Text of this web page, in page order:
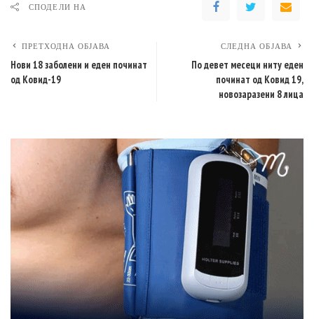
СПОДЕЛИ НА
ПРЕТХОДНА ОБЈАВА
Нови 18 заболени и еден починат
од Ковид-19
СЛЕДНА ОБЈАВА
По девет месеци ниту еден
починат од Ковид 19,
новозаразени 8 лица